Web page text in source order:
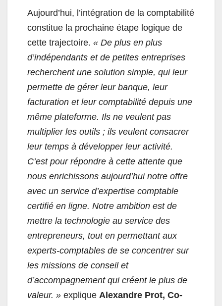
Aujourd’hui, l’intégration de la comptabilité
constitue la prochaine étape logique de
cette trajectoire. « De plus en plus
d’indépendants et de petites entreprises
recherchent une solution simple, qui leur
permette de gérer leur banque, leur
facturation et leur comptabilité depuis une
même plateforme. Ils ne veulent pas
multiplier les outils ; ils veulent consacrer
leur temps à développer leur activité.
C’est pour répondre à cette attente que
nous enrichissons aujourd’hui notre offre
avec un service d’expertise comptable
certifié en ligne. Notre ambition est de
mettre la technologie au service des
entrepreneurs, tout en permettant aux
experts-comptables de se concentrer sur
les missions de conseil et
d’accompagnement qui créent le plus de
valeur. » explique Alexandre Prot, Co-